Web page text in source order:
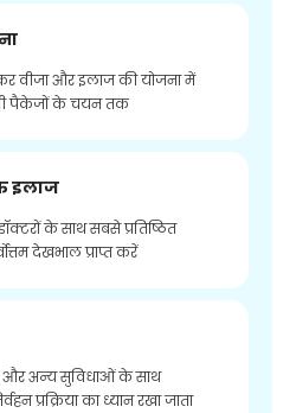
वीजा और इलाज की योजना में
पैकेजों के चयन तक
इलाज
के साथ सबसे प्रतिष्ठित
देखभाल प्राप्त करें
और अन्य सुविधाओं के साथ
प्रक्रिया का ध्यान रखा जाता